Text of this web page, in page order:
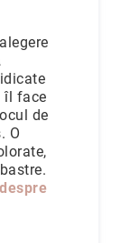
îl face
de
O